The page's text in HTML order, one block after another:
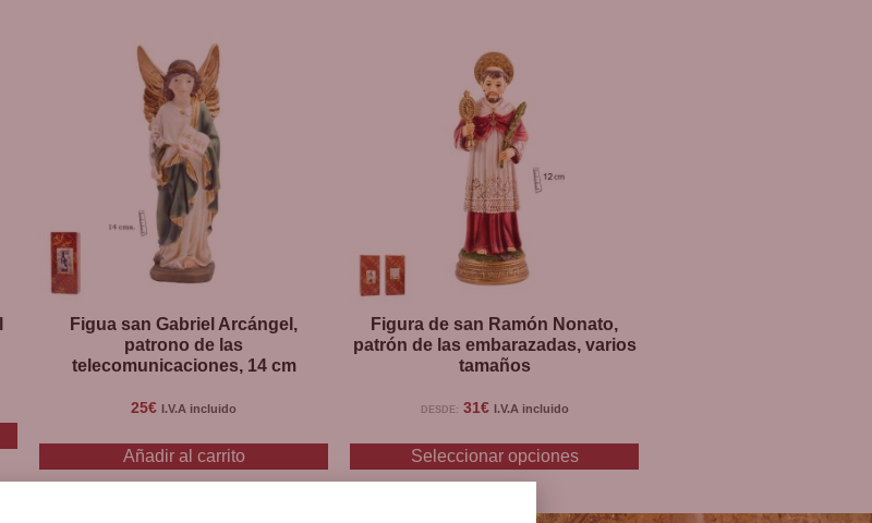
Figua san Gabriel Arcángel,
patrono de las
telecomunicaciones, 14 cm
25€ I.V.A incluido
Añadir al carrito
Figura de san Ramón Nonato,
patrón de las embarazadas, varios
tamaños
DESDE: 31€ I.V.A incluido
Seleccionar opciones